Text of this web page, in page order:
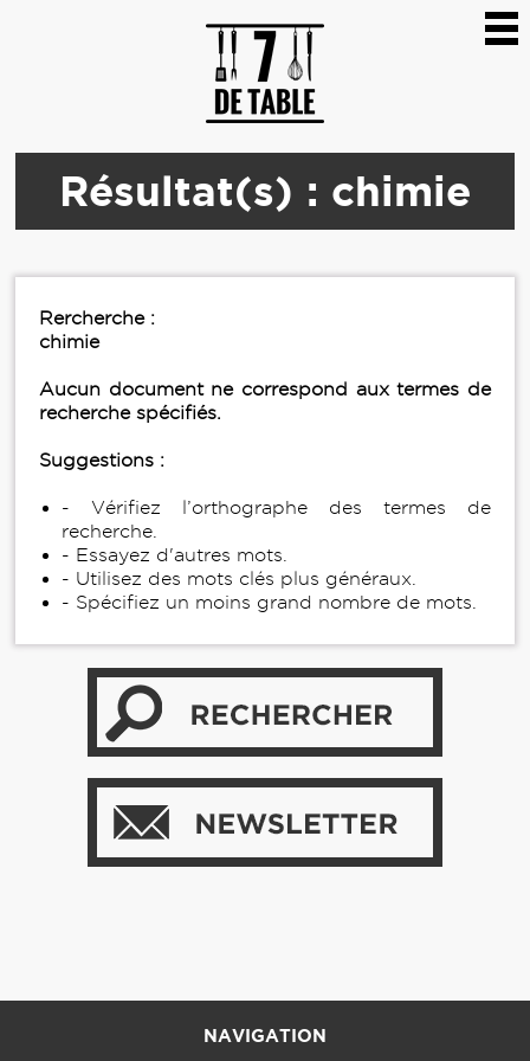
Résultat(s) : chimie
Rercherche :
chimie
Aucun document ne correspond aux termes de
recherche spécifiés.
Suggestions :
- Vérifiez l’orthographe des termes de
recherche.
- Essayez d'autres mots.
- Utilisez des mots clés plus généraux.
- Spécifiez un moins grand nombre de mots.
NAVIGATION